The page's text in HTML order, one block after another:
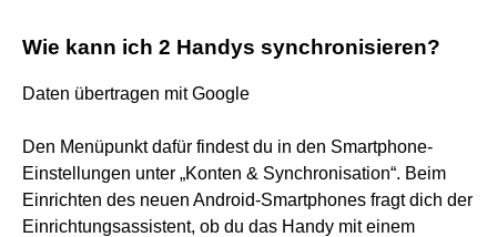
Wie kann ich 2 Handys synchronisieren?
Daten übertragen mit Google
Den Menüpunkt dafür findest du in den Smartphone-
Einstellungen unter „Konten & Synchronisation“. Beim
Einrichten des neuen Android-Smartphones fragt dich der
Einrichtungsassistent, ob du das Handy mit einem